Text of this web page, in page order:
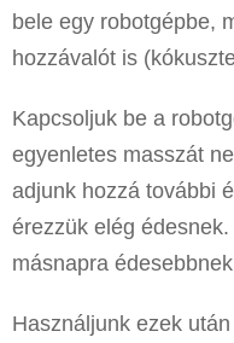
bele egy robotgépbe,
hozzávalót is
Kapcsoljuk be a
egyenletes masszát
adjunk hozzá további
érezzük elég
másnapra
Használjunk ezek